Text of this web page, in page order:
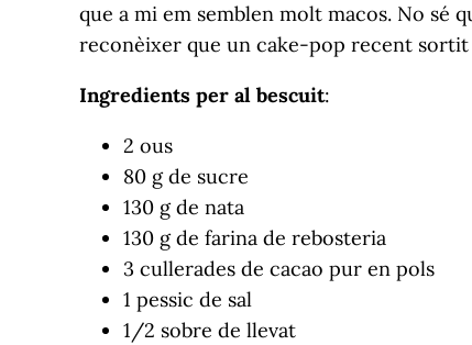
que a mi em semblen molt macos. No sé
reconèixer que un cake-pop recent sortit
Ingredients per al bescuit:
2 ous
80 g de sucre
130 g de nata
130 g de farina de rebosteria
3 cullerades de cacao pur en pols
1 pessic de sal
1/2 sobre de llevat